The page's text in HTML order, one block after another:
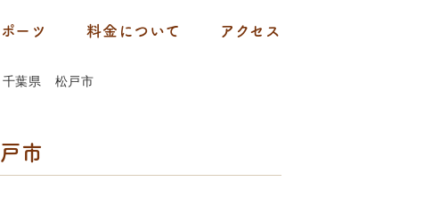
ーツ 料金について アクセス
千葉県 松戸市
市